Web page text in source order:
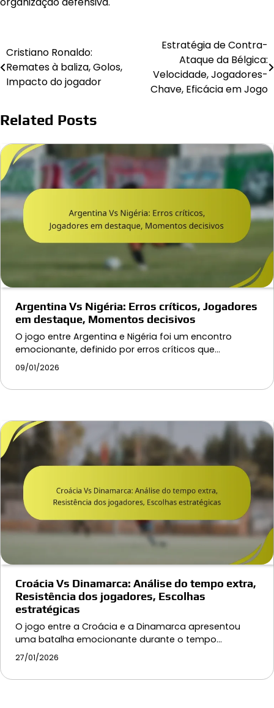
Post
navigation
Cristiano Ronaldo:
Remates à baliza, Golos,
Impacto do jogador
Estratégia de Contra-
Ataque da Bélgica:
Velocidade, Jogadores-
Chave, Eficácia em Jogo
Related Posts
Argentina Vs Nigéria: Erros críticos, Jogadores
em destaque, Momentos decisivos
O jogo entre Argentina e Nigéria foi um encontro
emocionante, definido por erros críticos que…
09/01/2026
Croácia Vs Dinamarca: Análise do tempo extra,
Resistência dos jogadores, Escolhas
estratégicas
O jogo entre a Croácia e a Dinamarca apresentou
uma batalha emocionante durante o tempo…
27/01/2026